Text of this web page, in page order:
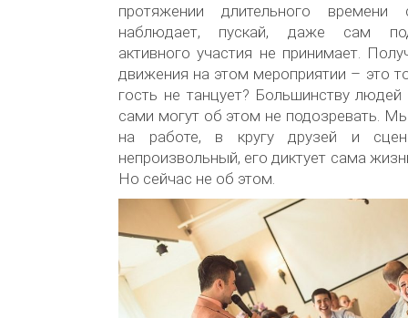
протяжении длительного времени
наблюдает, пускай, даже сам
активного участия не принимает.
движения на этом мероприятии – это
гость не танцует? Большинству людей
сами могут об этом не подозревать.
на работе, в кругу друзей и
непроизвольный, его диктует сама
Но сейчас не об этом.